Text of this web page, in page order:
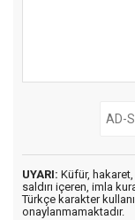
UYARI: Küfür,
saldırı içeren, imla
Türkçe karakter
onaylanmamaktadır.